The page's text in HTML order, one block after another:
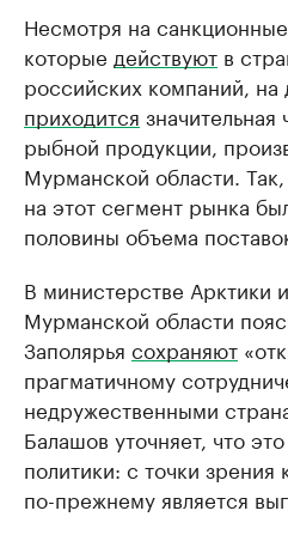
Несмотря на
которые действуют в
российских компаний,
приходится значительная
рыбной продукции,
Мурманской области.
на этот сегмент рынка
половины объема
В министерстве Арктики
Мурманской области
Заполярья сохраняют
прагматичному
недружественными
Балашов уточняет, что
политики: с точки
по-прежнему является